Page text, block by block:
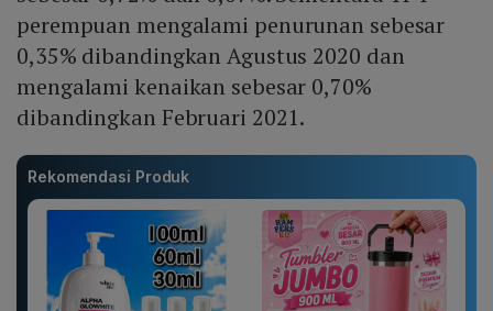
perempuan mengalami penurunan sebesar
0,35% dibandingkan Agustus 2020 dan
mengalami kenaikan sebesar 0,70%
dibandingkan Februari 2021.
Rekomendasi Produk